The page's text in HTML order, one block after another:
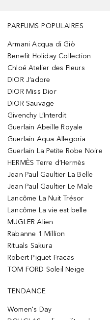
PARFUMS POPULAIRES
Armani Acqua di Giò
Benefit Holiday Collection
Chloé Atelier des Fleurs
DIOR J’adore
DIOR Miss Dior
DIOR Sauvage
Givenchy L’Interdit
Guerlain Abeille Royale
Guerlain Aqua Allegoria
Guerlain La Petite Robe Noire
HERMÈS Terre d’Hermès
Jean Paul Gaultier La Belle
Jean Paul Gaultier Le Male
Lancôme La Nuit Trésor
Lancôme La vie est belle
MUGLER Alien
Rabanne 1 Million
Rituals Sakura
Robert Piguet Fracas
TOM FORD Soleil Neige
TENDANCE
Women's Day